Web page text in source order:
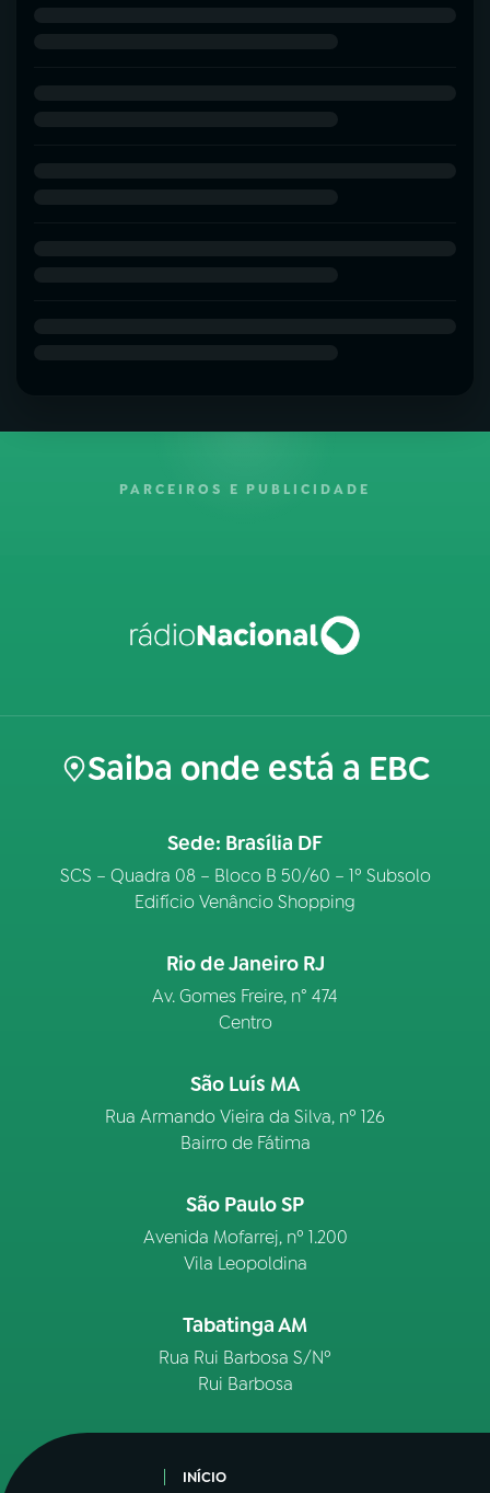
PARCEIROS E PUBLICIDADE
Saiba onde está a EBC
Sede: Brasília DF
SCS – Quadra 08 – Bloco B 50/60 – 1º Subsolo
Edifício Venâncio Shopping
Rio de Janeiro RJ
Av. Gomes Freire, n° 474
Centro
São Luís MA
Rua Armando Vieira da Silva, nº 126
Bairro de Fátima
São Paulo SP
Avenida Mofarrej, nº 1.200
Vila Leopoldina
Tabatinga AM
Rua Rui Barbosa S/Nº
Rui Barbosa
INÍCIO